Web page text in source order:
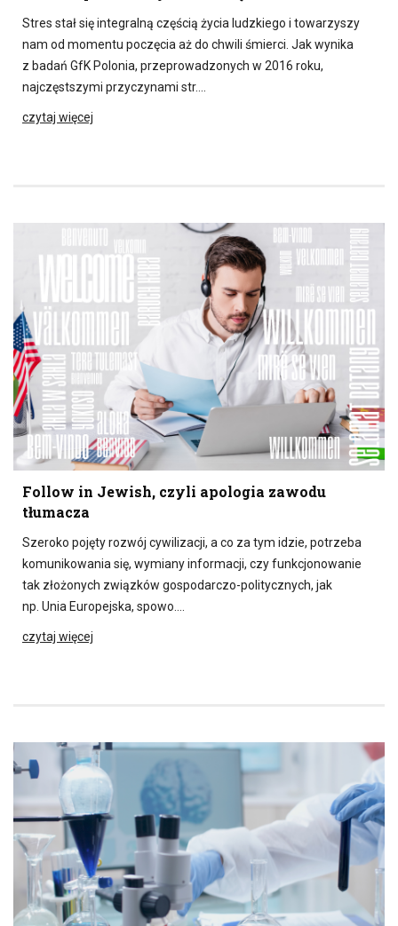
Stres stał się integralną częścią życia ludzkiego i towarzyszy
nam od momentu poczęcia aż do chwili śmierci. Jak wynika
z badań GfK Polonia, przeprowadzonych w 2016 roku,
najczęstszymi przyczynami str….
czytaj więcej
Follow in Jewish, czyli apologia zawodu
tłumacza
Szeroko pojęty rozwój cywilizacji, a co za tym idzie, potrzeba
komunikowania się, wymiany informacji, czy funkcjonowanie
tak złożonych związków gospodarczo-politycznych, jak
np. Unia Europejska, spowo….
czytaj więcej